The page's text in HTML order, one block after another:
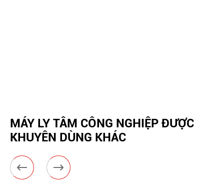
MÁY LY TÂM CÔNG NGHIỆP ĐƯỢC
KHUYÊN DÙNG KHÁC
 